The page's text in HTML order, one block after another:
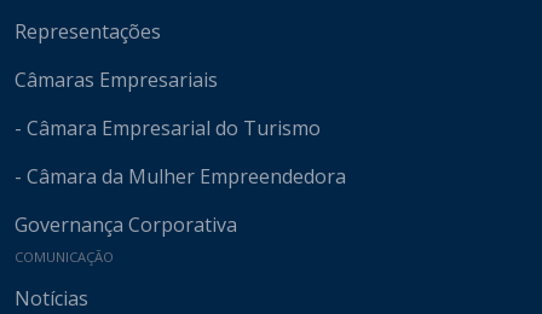
Representações
Câmaras Empresariais
- Câmara Empresarial do Turismo
- Câmara da Mulher Empreendedora
Governança Corporativa
COMUNICAÇÃO
Notícias